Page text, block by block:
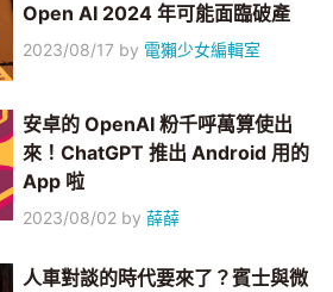
Open AI 2024 年可能面臨破產
2023/08/17 by 電獺少女編輯室
安卓的 OpenAI 粉千呼萬算使出
來！ChatGPT 推出 Android 用的
App 啦
2023/08/02 by薛薛
人車對談的時代要來了？賓士與微